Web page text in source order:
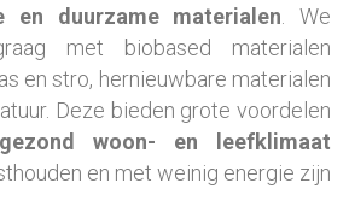
en duurzame materialen . We
met biobased materialen
en stro, hernieuwbare materialen
Deze bieden grote voordelen
gezond woon- en leefklimaat
en met weinig energie zijn